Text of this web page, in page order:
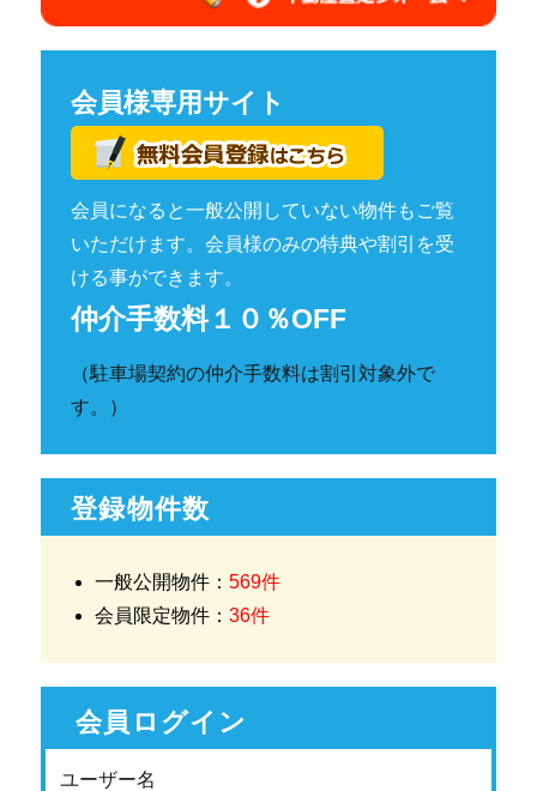
会員様専用サイト
会員になると一般公開していない物件もご覧
いただけます。会員様のみの特典や割引を受
ける事ができます。
仲介手数料１０％OFF
（駐車場契約の仲介手数料は割引対象外で
す。）
登録物件数
一般公開物件：569件
会員限定物件：36件
会員ログイン
ユーザー名